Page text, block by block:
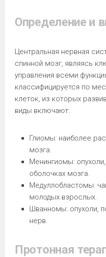
Определение и
Центральная нервная
спинной мозг, являясь
управления всеми
классифицируется по
клеток, из которых
виды включают:
Глиомы: наиболее
мозга.
Менингиомы:
оболочках мозга.
Медуллобластомы:
молодых взрослых.
Шванномы: опухоли,
нерв.
Протонная